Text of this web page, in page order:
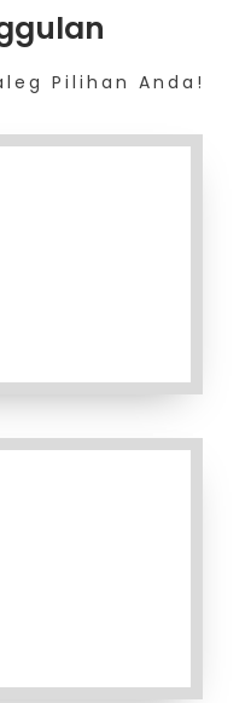
Pilihan Anda!